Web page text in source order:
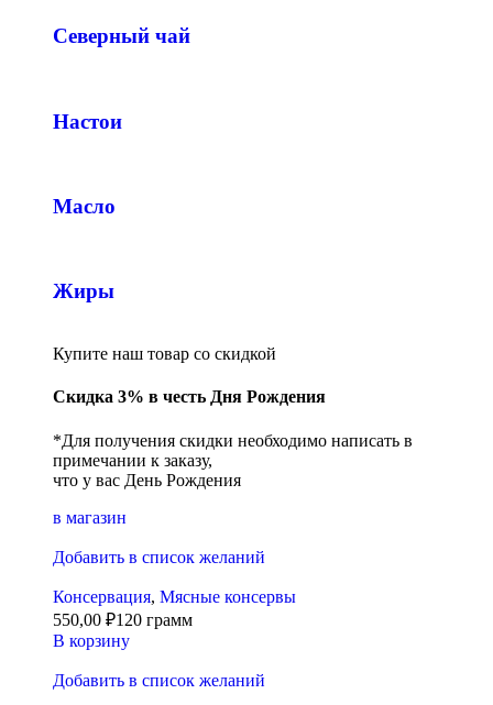
Северный чай
Настои
Масло
Жиры
Купите наш товар со скидкой
Скидка 3% в честь Дня Рождения
*Для получения скидки необходимо написать в
примечании к заказу,
что у вас День Рождения
в магазин
Добавить в список желаний
Консервация, Мясные консервы
550,00 ₽120 грамм
В корзину
Добавить в список желаний